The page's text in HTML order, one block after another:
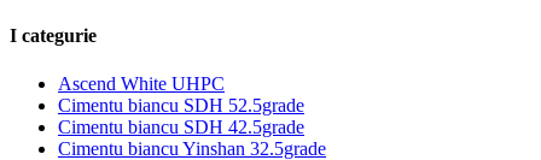
I categurie
Ascend White UHPC
Cimentu biancu SDH 52.5grade
Cimentu biancu SDH 42.5grade
Cimentu biancu Yinshan 32.5grade